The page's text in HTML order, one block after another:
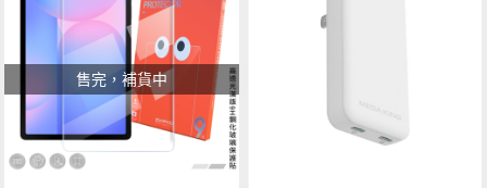
售完，補貨中